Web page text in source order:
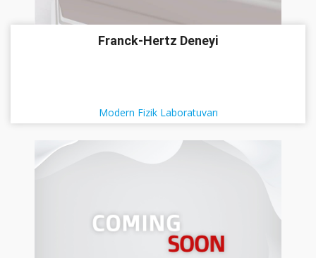
Franck-Hertz Deneyi
Modern Fizik Laboratuvarı